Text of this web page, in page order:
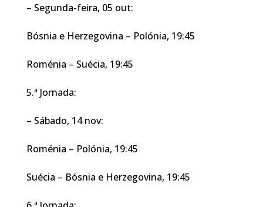
– Segunda-feira, 05 out:
Bósnia e Herzegovina – Polónia, 19:45
Roménia – Suécia, 19:45
5.ª Jornada:
– Sábado, 14 nov:
Roménia – Polónia, 19:45
Suécia – Bósnia e Herzegovina, 19:45